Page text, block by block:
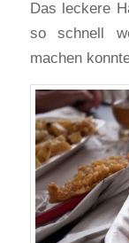
Das leckere
so schnell
machen